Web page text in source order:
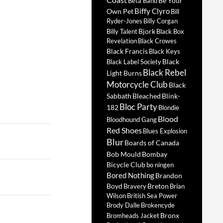
Own PetBiffy ClyroBill
Ryder-Jones Billy Corgan
Billy TalentBjorkBlack Box
RevelationBlack Crowes
Black FrancisBlack Keys
Black Label SocietyBlack
Light Burns Black Rebel
Motorcycle Club Black
Sabbath Bleached Blink-
182 Bloc PartyBlondie
Bloodhound GangBlood
Red ShoesBlues Explosion
BlurBoards of Canada
Bob Mould Bombay
Bicycle Clubbo ningen
Bored NothingBrandon
Boyd BraveryBreton Brian
WilsonBritish Sea Power
Brody DalleBrokencyde
Bromheads JacketBronx